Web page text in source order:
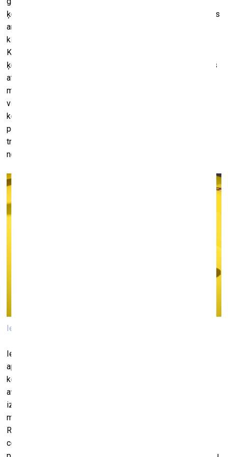
ķermenisko ārējo pieredzi, kļūstot par instrumentu dvēseles
analīzei. Izstādē cilvēka ķermenis ir pārtapis alegoriskā
klātbūtnē starp saasinātu emocionālo stāvoļu izpēti.
Kompromitētās mākslas darbu formas atgādina par
ķermeņa fizisko un emocionālo trauslumu, un tā delikātums
atspoguļots “viegli plīstošos” materiālos. Lūkojoties caur
metaforisko izstādes logu, paveras brūnīga, zaļpelēka,
viegli miglaina ainava. Par šo neviennozīmīgo telpu trūkst
konkrētu zināšanu, taču tā nav ignorances forma. Līdzīgi kā
poēzijā, kur “nezināšana kļūst par sarežģītu zināšanas
transcendenci”, šis arhīvs funkcionē pēc dzejas
noteikumiem.
Ieva Jakuša, Gundega Strauberga, Mazcenas Rīga, 2023
Ievas Jakušas un Gundegas Straubergas “Mazcenas Rīga”
apskata pilsētas identitāti kā tūrisma galamērķi no diviem
kontrastējošiem skatupunktiem – ārzemju mazbudžeta
aviokompānijas un vietējā mārketinga prizmas. Projekts
izceļ atšķirības ārējās perspektīvas un Latvijas kultūras
mantojuma mārketinga pieejās. Piemēram, aviokompānijas
Ryanair pārdošanas stratēģija Rīgai apstājas pie zemām
cenām un naktsdzīves ceļveža. Šis objektīvs kontrastē ar